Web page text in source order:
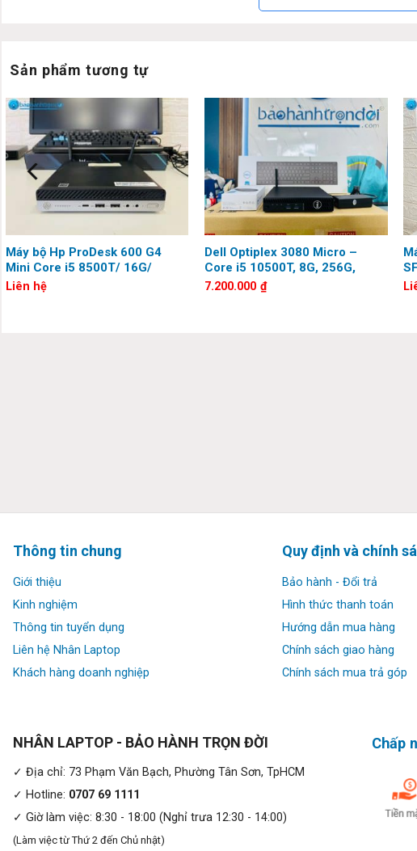
Hình ảnh thật Máy tính mini HP ProDesk
HP ProDesk 400 G4 Mini PC
tản nhiệt được được làm dạng vắt chéo tạo hiệu ứng thị giác đẹp mắt.
kết nối và nút bật/tắt máy. Phần trục này được mạ bạc sáng bóng tạo
Hiệu năng:
Được trang bị bộ vi xử lý với Intel Core i5-8500T ( 2.10 GHz – 3.50
trúc 14nm đảm bảo máy luôn mát mẻ, tiết kiệm. Card đồ họa Intel UHD
Sản phẩm tương tự
Máy bộ Hp ProDesk 600 G4
Mini Core i5 8500T/ 16G/
256G/ Wifi
Liên hệ
Dell Optiplex 3080 Micro –
Core i5 10500T, 8G, 256G,
Keyboard, Mouse, Wifi,
7.200.000 ₫
Thông tin chung
Giới thiệu
Kinh nghiệm
Thông tin tuyển dụng
Liên hệ Nhân Laptop
Khách hàng doanh nghiệp
Quy định và chính
Bảo hành - Đổi trả
Hình thức thanh toán
Hướng dẫn mua hàng
Chính sách giao hàng
Chính sách mua trả góp
NHÂN LAPTOP - BẢO HÀNH TRỌN ĐỜI
✓ Địa chỉ: 73 Phạm Văn Bạch, Phường Tân Sơn, TpHCM
✓ Hotline: 0707 69 1111
✓ Giờ làm việc: 8:30 - 18:00 (Nghỉ trưa 12:30 - 14:00)
(Làm việc từ Thứ 2 đến Chủ nhật)
Chấp